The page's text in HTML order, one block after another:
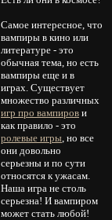
Самое интересное, что
вампиры в кино или
литературе - это
обычная тема, но есть
вампиры еще и в
играх. Существует
множество различных
игр про вампиров и
как правило - это
ролевые игры, но все
они довольно
серьезны и по сути
относятся к ужасам.
Наша игра не столь
серьезна! И вампиром
может стать любой!